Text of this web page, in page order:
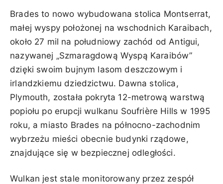
Brades to nowo wybudowana stolica Montserrat,
małej wyspy położonej na wschodnich Karaibach,
około 27 mil na południowy zachód od Antigui,
nazywanej „Szmaragdową Wyspą Karaibów”
dzięki swoim bujnym lasom deszczowym i
irlandzkiemu dziedzictwu. Dawna stolica,
Plymouth, została pokryta 12-metrową warstwą
popiołu po erupcji wulkanu Soufrière Hills w 1995
roku, a miasto Brades na północno-zachodnim
wybrzeżu mieści obecnie budynki rządowe,
znajdujące się w bezpiecznej odległości.
Wulkan jest stale monitorowany przez zespół